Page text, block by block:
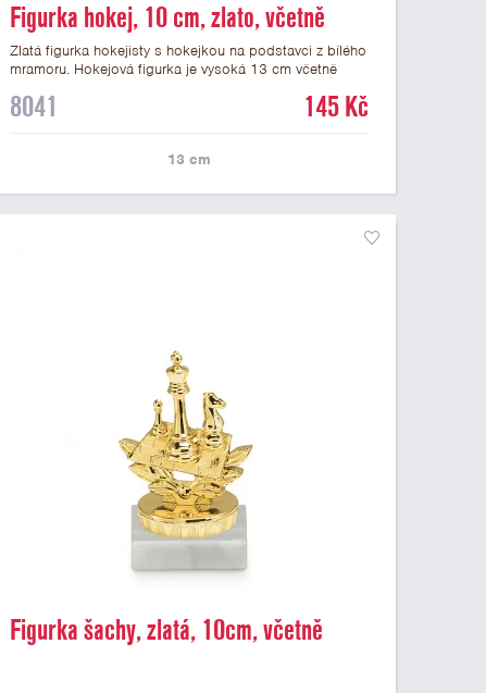
Figurka hokej, 10 cm, zlato, včetně
podstavce
Zlatá figurka hokejisty s hokejkou na podstavci z bílého
mramoru. Hokejová figurka je vysoká 13 cm včetně
možné umístit laserový štítek nebo lesklý papírový
připojit v prvním kroku objednávky.
8041 145 Kč
13 cm
Figurka šachy, zlatá, 10cm, včetně